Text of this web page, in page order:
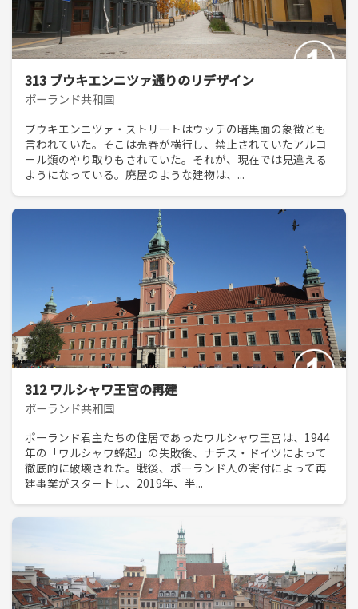
313 ブウキエンニツァ通りのリデザイン
ポーランド共和国
ブウキエンニツァ・ストリートはウッチの暗黒面の象徴とも
言われていた。そこは売春が横行し、禁止されていたアルコ
ール類のやり取りもされていた。それが、現在では見違える
ようになっている。廃屋のような建物は、...
312 ワルシャワ王宮の再建
ポーランド共和国
ポーランド君主たちの住居であったワルシャワ王宮は、1944
年の「ワルシャワ蜂起」の失敗後、ナチス・ドイツによって
徹底的に破壊された。戦後、ポーランド人の寄付によって再
建事業がスタートし、2019年、半...